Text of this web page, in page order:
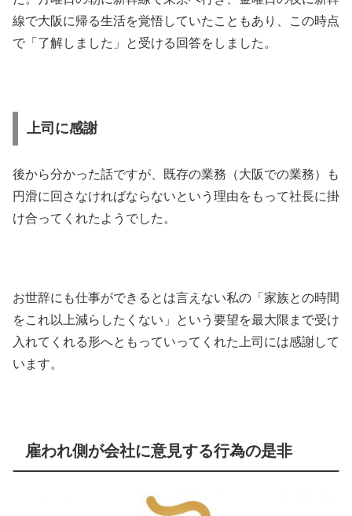
線で大阪に帰る生活を覚悟していたこともあり、この時点
で「了解しました」と受ける回答をしました。
上司に感謝
後から分かった話ですが、既存の業務（大阪での業務）も
円滑に回さなければならないという理由をもって社長に掛
け合ってくれたようでした。
お世辞にも仕事ができるとは言えない私の「家族との時間
をこれ以上減らしたくない」という要望を最大限まで受け
入れてくれる形へともっていってくれた上司には感謝して
います。
雇われ側が会社に意見する行為の是非